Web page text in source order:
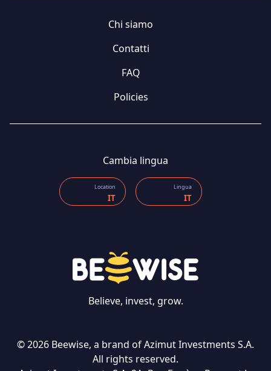
CONTATTI
Lingua
Chi siamo
Contatti
FAQ
Policies
Cambia lingua
Location
IT
Lingua
IT
Believe, invest, grow.
© 2026 Beewise, a brand of Azimut Investments S.A.
All rights reserved.